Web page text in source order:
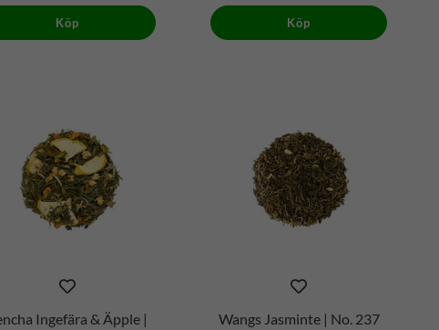
Köp Köp
Ingefära & Äpple |
Wangs Jasminte | No. 237